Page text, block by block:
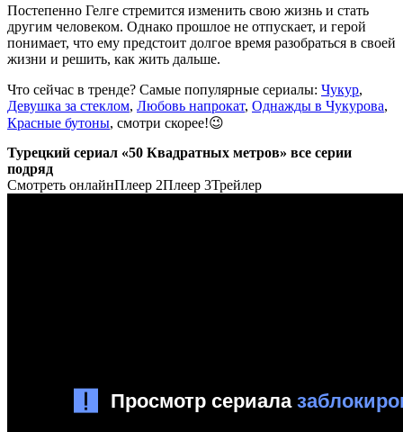
Постепенно Гелге стремится изменить свою жизнь и стать
другим человеком. Однако прошлое не отпускает, и герой
понимает, что ему предстоит долгое время разобраться в своей
жизни и решить, как жить дальше.
Что сейчас в тренде? Самые популярные сериалы: Чукур,
Девушка за стеклом, Любовь напрокат, Однажды в Чукурова,
Красные бутоны, смотри скорее!😉
Турецкий сериал «50 Квадратных метров» все серии
подряд
Смотреть онлайнПлеер 2Плеер 3Трейлер